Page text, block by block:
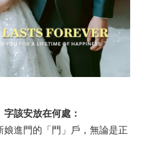
該安放在何處：
進門的「門」戶，無論是正